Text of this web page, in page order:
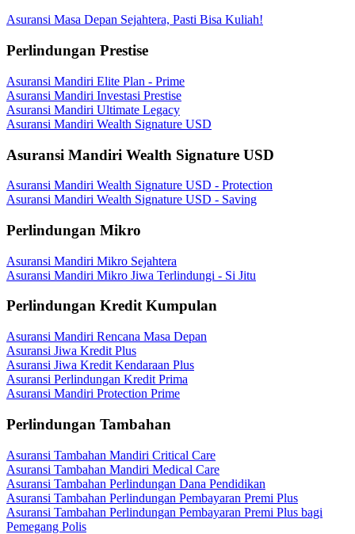
Asuransi Masa Depan Sejahtera, Pasti Bisa Kuliah!
Perlindungan Prestise
Asuransi Mandiri Elite Plan - Prime
Asuransi Mandiri Investasi Prestise
Asuransi Mandiri Ultimate Legacy
Asuransi Mandiri Wealth Signature USD
Asuransi Mandiri Wealth Signature USD
Asuransi Mandiri Wealth Signature USD - Protection
Asuransi Mandiri Wealth Signature USD - Saving
Perlindungan Mikro
Asuransi Mandiri Mikro Sejahtera
Asuransi Mandiri Mikro Jiwa Terlindungi - Si Jitu
Perlindungan Kredit Kumpulan
Asuransi Mandiri Rencana Masa Depan
Asuransi Jiwa Kredit Plus
Asuransi Jiwa Kredit Kendaraan Plus
Asuransi Perlindungan Kredit Prima
Asuransi Mandiri Protection Prime
Perlindungan Tambahan
Asuransi Tambahan Mandiri Critical Care
Asuransi Tambahan Mandiri Medical Care
Asuransi Tambahan Perlindungan Dana Pendidikan
Asuransi Tambahan Perlindungan Pembayaran Premi Plus
Asuransi Tambahan Perlindungan Pembayaran Premi Plus bagi
Pemegang Polis